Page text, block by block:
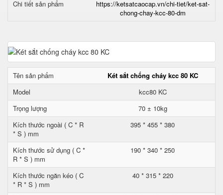
Chi tiết sản phẩm
https://ketsatcaocap.vn/chi-tiet/ket-sat-
chong-chay-kcc-80-dm
Tên sản phẩm
Két sắt chống cháy kcc 80 KC
Model
kcc80 KC
Trọng lượng
70 ± 10kg
Kích thước ngoài ( C * R
* S ) mm
395 * 455 * 380
Kích thước sử dụng ( C *
R * S ) mm
190 * 340 * 250
Kích thước ngăn kéo ( C
* R * S ) mm
40 * 315 * 220